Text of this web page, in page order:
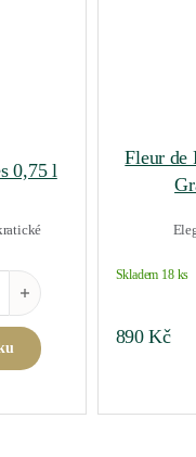
0,75 l
De Vignes 0,75 l
Fleur de
Skladem 18 ks
890Kč